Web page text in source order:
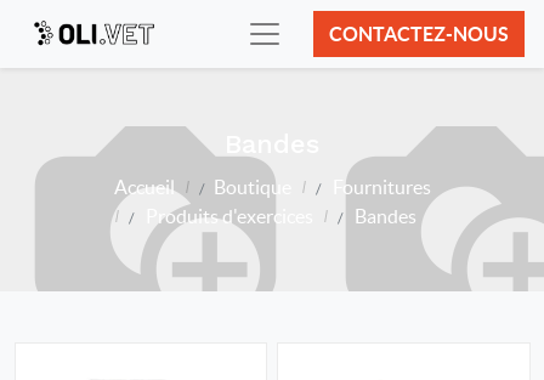
CONTACTEZ-NOUS
Accueil Boutique
Fournitures
Produits d'exercices
Bandes